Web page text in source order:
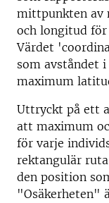
mittpunkten av
och longitud för
Värdet
som avståndet
maximum
Uttryckt på ett
att maximum
för varje
rektangulär
den position
"Osäkerheten"